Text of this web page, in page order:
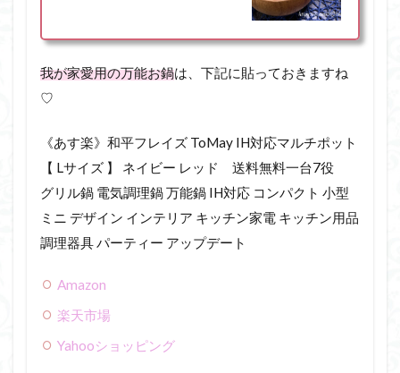
我が家愛用の万能お鍋は、下記に貼っておきますね
♡
《あす楽》和平フレイズ ToMay IH対応マルチポット
【 Lサイズ 】 ネイビー レッド 送料無料一台7役
グリル鍋 電気調理鍋 万能鍋 IH対応 コンパクト 小型
ミニ デザイン インテリア キッチン家電 キッチン用品
調理器具 パーティー アップデート
Amazon
楽天市場
Yahooショッピング